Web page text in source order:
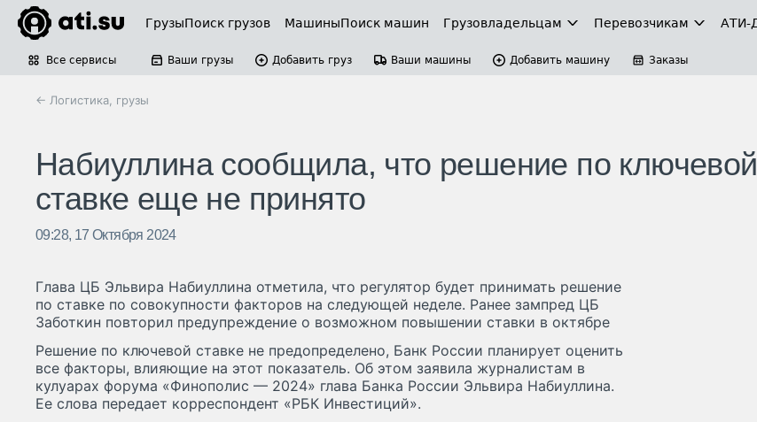
ГрузыПоиск грузов МашиныПоиск машин Грузовладельцам Перевозчикам АТИ-
Все сервисы Ваши грузы Добавить груз Ваши машины Добавить машину Заказы
← Логистика, грузы
Набиуллина сообщила, что решение по ключевой
ставке еще не принято
09:28, 17 Октября 2024
Глава ЦБ Эльвира Набиуллина отметила, что регулятор будет принимать решение
по ставке по совокупности факторов на следующей неделе. Ранее зампред ЦБ
Заботкин повторил предупреждение о возможном повышении ставки в октябре
Решение по ключевой ставке не предопределено, Банк России планирует оценить
все факторы, влияющие на этот показатель. Об этом заявила журналистам в
кулуарах форума «Финополис — 2024» глава Банка России Эльвира Набиуллина.
Ее слова передает корреспондент «РБК Инвестиций».